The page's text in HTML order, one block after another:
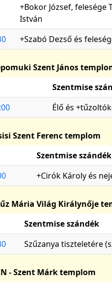
+Bokor József, felesége
István
+Szabó Dezső és
Szent János
Szentmise
Élő és
Szent Ferenc templom
Szentmise szándék
+Cirók Károly és
Mária Világ Királynője
Szentmise szándék
Szűzanya tiszteletére
- Szent Márk templom